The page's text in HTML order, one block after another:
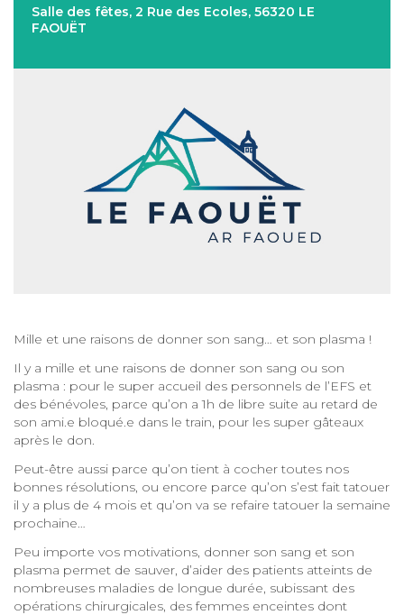
Salle des fêtes, 2 Rue des Ecoles, 56320 LE
FAOUËT
Mille et une raisons de donner son sang… et son plasma !
Il y a mille et une raisons de donner son sang ou son
plasma : pour le super accueil des personnels de l’EFS et
des bénévoles, parce qu’on a 1h de libre suite au retard de
son ami.e bloqué.e dans le train, pour les super gâteaux
après le don.
Peut-être aussi parce qu’on tient à cocher toutes nos
bonnes résolutions, ou encore parce qu’on s’est fait tatouer
il y a plus de 4 mois et qu’on va se refaire tatouer la semaine
prochaine…
Peu importe vos motivations, donner son sang et son
plasma permet de sauver, d’aider des patients atteints de
nombreuses maladies de longue durée, subissant des
opérations chirurgicales, des femmes enceintes dont